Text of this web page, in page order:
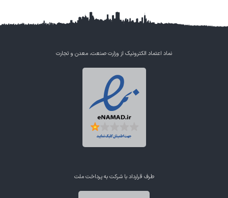
نماد اعتماد الکترونیک از وزارت صنعت، معدن و تجارت
طرف قرارداد با شرکت به پرداخت ملت